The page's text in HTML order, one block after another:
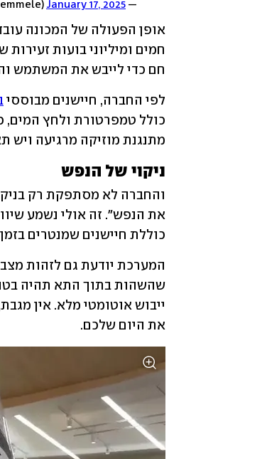
— Brian Roemmele (@BrianRoemmele)
January 17, 2025
חם כדי לייבש את המשתמש
לפי החברה, חיישנים מבוססי
מתנגנת מוזיקה מרגיעה ויש
ניקוי של הנפש
כוללת חיישנים שמנטרים
את היום שלכם.